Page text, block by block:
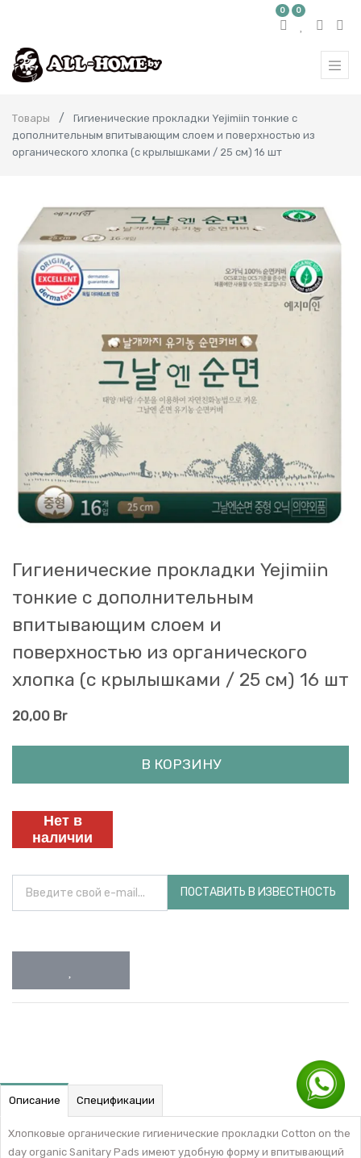
0 0
Товары
Гигиенические прокладки Yejimiin тонкие с
дополнительным впитывающим слоем и поверхностью из
органического хлопка (с крылышками / 25 см) 16 шт
Гигиенические прокладки Yejimiin
тонкие с дополнительным
впитывающим слоем и
поверхностью из органического
хлопка (с крылышками / 25 см) 16 шт
20,00 Br
В КОРЗИНУ
Нет в
наличии
ПОСТАВИТЬ В ИЗВЕСТНОСТЬ
Описание Спецификации
Хлопковые органические гигиенические прокладки Cotton on the
day organic Sanitary Pads имеют удобную форму и впитывающий